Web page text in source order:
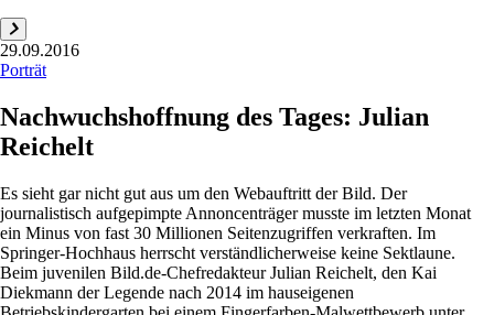
29.09.2016
Porträt
Nachwuchshoffnung des Tages: Julian
Reichelt
Es sieht gar nicht gut aus um den Webauftritt der Bild. Der
journalistisch aufgepimpte Annoncenträger musste im letzten Monat
ein Minus von fast 30 Millionen Seitenzugriffen verkraften. Im
Springer-Hochhaus herrscht verständlicherweise keine Sektlaune.
Beim juvenilen Bild.de-Chefredakteur Julian Reichelt, den Kai
Diekmann der Legende nach 2014 im hauseigenen